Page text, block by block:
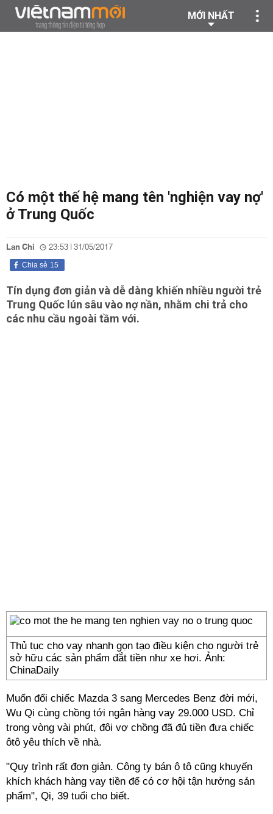
MỚI NHẤT
Có một thế hệ mang tên 'nghiện vay nợ'
ở Trung Quốc
Lan Chi 23:53 | 31/05/2017
15
Chia sẻ
Tín dụng đơn giản và dễ dàng khiến nhiều người trẻ
Trung Quốc lún sâu vào nợ nần, nhằm chi trả cho
các nhu cầu ngoài tầm với.
Thủ tục cho vay nhanh gọn tạo điều kiện cho người trẻ
sở hữu các sản phẩm đắt tiền như xe hơi. Ảnh:
ChinaDaily
Muốn đổi chiếc Mazda 3 sang Mercedes Benz đời mới,
Wu Qi cùng chồng tới ngân hàng vay 29.000 USD. Chỉ
trong vòng vài phút, đôi vợ chồng đã đủ tiền đưa chiếc
ôtô yêu thích về nhà.
"Quy trình rất đơn giản. Công ty bán ô tô cũng khuyến
khích khách hàng vay tiền để có cơ hội tận hưởng sản
phẩm", Qi, 39 tuổi cho biết.